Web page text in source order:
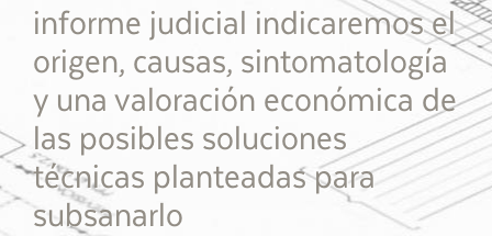
informe judicial indicaremos el
origen, causas, sintomatología
y una valoración económica de
las posibles soluciones
técnicas planteadas para
subsanarlo